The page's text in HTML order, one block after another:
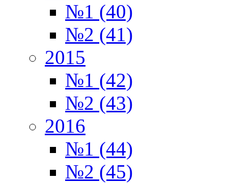
№1 (40)
№2 (41)
2015
№1 (42)
№2 (43)
2016
№1 (44)
№2 (45)